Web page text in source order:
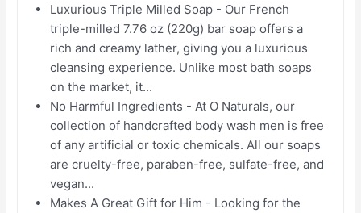
Luxurious Triple Milled Soap - Our French
triple-milled 7.76 oz (220g) bar soap offers a
rich and creamy lather, giving you a luxurious
cleansing experience. Unlike most bath soaps
on the market, it...
No Harmful Ingredients - At O Naturals, our
collection of handcrafted body wash men is free
of any artificial or toxic chemicals. All our soaps
are cruelty-free, paraben-free, sulfate-free, and
vegan...
Makes A Great Gift for Him - Looking for the